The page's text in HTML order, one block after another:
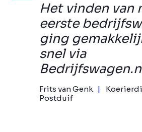
Het vinden van
eerste
ging
snel via
Frits van Genk
Postduif